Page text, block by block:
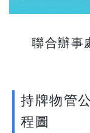
聯合辦事
持牌物管
程圖